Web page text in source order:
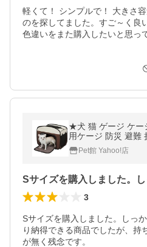
軽くて！ シンプルで！ 大きさ
のを探してました。すご～く良
色違いをまた購入したいと思っ
★犬 猫 ゲージ ケー
用ケージ 防災 避難
Sサイズ OSC-500
ソフト 犬 猫 小型 介
Pet館 Yahoo!店
3
Sサイズを購入しました。しっ
り納得できる商品でしたが、持
が無く残念です。